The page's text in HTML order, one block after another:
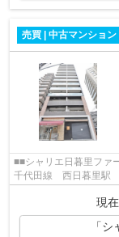
売買 | 中古マンション
■■シャリエ日暮里ファースト■■ JR山手線・京成本線
千代田線 西日暮里駅 徒歩９分 総戸数４１戸 鉄筋コ
平成２６年４月完成
現
「